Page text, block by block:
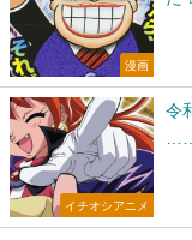
漫画
イチオシアニメ
令